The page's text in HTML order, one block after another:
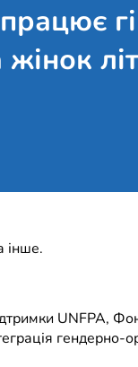
інше.
UNFPA,
гендерно-